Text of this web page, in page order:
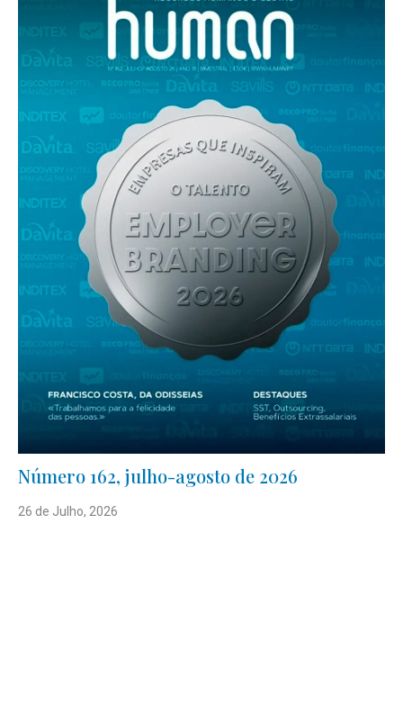
Número 162, julho-agosto de 2026
26 de Julho, 2026